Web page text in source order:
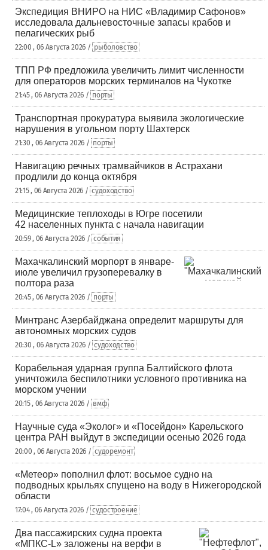
Экспедиция ВНИРО на НИС «Владимир Сафонов»
исследовала дальневосточные запасы крабов и
пелагических рыб
22:00 , 06 Августа 2026 / рыболовство
ТПП РФ предложила увеличить лимит численности
для операторов морских терминалов на Чукотке
21:45 , 06 Августа 2026 / порты
Транспортная прокуратура выявила экологические
нарушения в угольном порту Шахтерск
21:30 , 06 Августа 2026 / порты
Навигацию речных трамвайчиков в Астрахани
продлили до конца октября
21:15 , 06 Августа 2026 / судоходство
Медицинские теплоходы в Югре посетили
42 населенных пункта с начала навигации
20:59 , 06 Августа 2026 / события
Махачкалинский морпорт в январе-
июле увеличил грузоперевалку в
полтора раза
20:45 , 06 Августа 2026 / порты
Минтранс Азербайджана определит маршруты для
автономных морских судов
20:30 , 06 Августа 2026 / судоходство
Корабельная ударная группа Балтийского флота
уничтожила беспилотники условного противника на
морском учении
20:15 , 06 Августа 2026 / вмф
Научные суда «Эколог» и «Посейдон» Карельского
центра РАН выйдут в экспедиции осенью 2026 года
20:00 , 06 Августа 2026 / судоремонт
«Метеор» пополнил флот: восьмое судно на
подводных крыльях спущено на воду в Нижегородской
области
17:04 , 06 Августа 2026 / судостроение
Два пассажирских судна проекта
«МПКС-L» заложены на верфи в